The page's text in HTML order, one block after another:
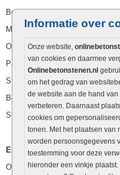
Informatie over
Onze website,
van cookies en daarmee
Onlinebetonstenen.nl
om het gedrag van
de website aan de hand
verbeteren. Daarnaast
cookies om
tonen. Met het plaatsen van
worden persoonsgegevens
toestemming voor deze
hieronder een vinkje
Betonbielzen
Muurstenen
Opsluitbanden
Palissaden
Stapelblokken
Betonblokken
Stapelstenen
Extra benodigdheden
Ophoogzand